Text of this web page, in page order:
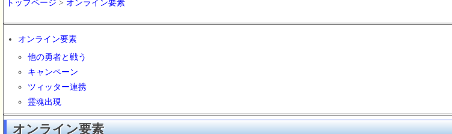
トップページ > オンライン要素
オンライン要素
他の勇者と戦う
キャンペーン
ツィッター連携
霊魂出現
オンライン要素